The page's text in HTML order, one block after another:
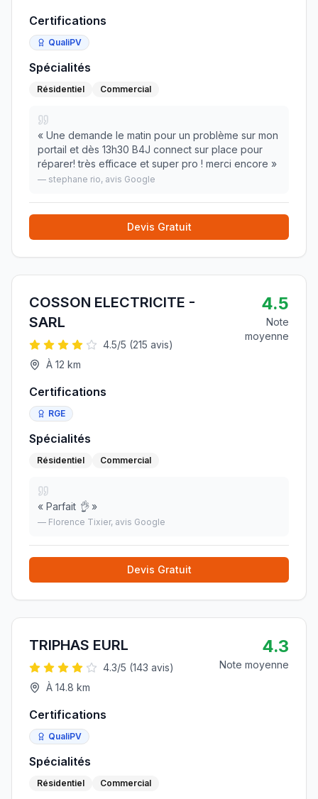
Certifications
QualiPV
Spécialités
Résidentiel Commercial
« Une demande le matin pour un problème sur mon
portail et dès 13h30 B4J connect sur place pour
réparer! très efficace et super pro ! merci encore »
— stephane rio, avis Google
Devis Gratuit
COSSON ELECTRICITE -
SARL
4.5/5 (215 avis)
À 12 km
4.5
Note
moyenne
Certifications
RGE
Spécialités
Résidentiel Commercial
« Parfait 👌»
— Florence Tixier, avis Google
Devis Gratuit
TRIPHAS EURL
4.3/5 (143 avis)
À 14.8 km
4.3
Note moyenne
Certifications
QualiPV
Spécialités
Résidentiel Commercial